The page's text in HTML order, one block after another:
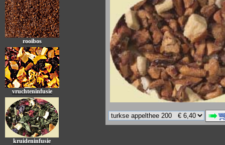
kruideninfusie
rooibos
vruchteninfusie